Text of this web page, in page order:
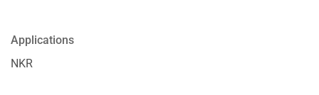
Applications
NKR